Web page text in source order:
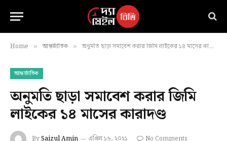
Home » আন্তর্জাতিক » অনুমতি ছাড়া সমাবেশ করার জিমি লাইকের ১৪ মাসের কারাদণ্ড
আন্তর্জাতিক
অনুমতি ছাড়া সমাবেশ করার জিমি
লাইকের ১৪ মাসের কারাদণ্ড
BySaizul Amin এপ্রিল ১৬, ২০২১
No Comments